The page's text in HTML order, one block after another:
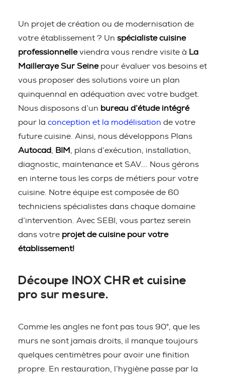
Un projet de création ou de modernisation de
votre établissement ? Un spécialiste cuisine
professionnelleviendra vous rendre visite à La
Mailleraye Sur Seinepour évaluer vos besoins et
vous proposer des solutions voire un plan
quinquennal en adéquation avec votre budget.
Nous disposons d’un bureau d’étude intégré
pour la conception et la modélisation de votre
future cuisine. Ainsi, nous développons Plans
Autocad
BIM
, plans d’exécution, installation,
diagnostic, maintenance et SAV…. Nous gérons
en interne tous les corps de métiers pour votre
cuisine. Notre équipe est composée de 60
techniciens spécialistes dans chaque domaine
d’intervention. Avec SEBI, vous partez serein
dans votre projet de cuisine pour votre
établissement!
Découpe INOX CHR et cuisine
pro sur mesure.
Comme les angles ne font pas tous 90°, que les
murs ne sont jamais droits, il manque toujours
quelques centimètres pour avoir une finition
propre. En restauration, l’hygiène passe par la